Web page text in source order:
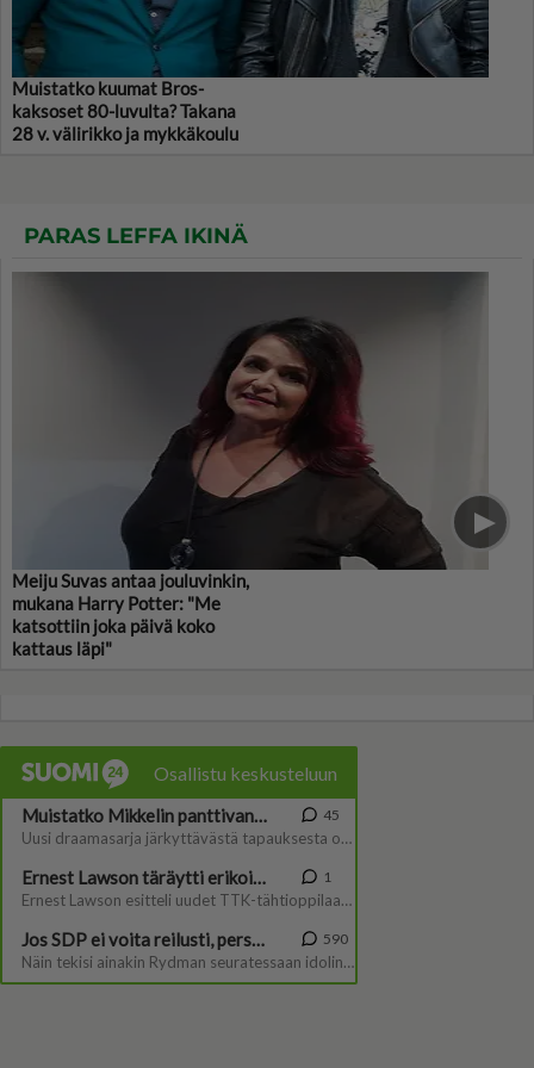
Muistatko kuumat Bros-
kaksoset 80-luvulta? Takana
28 v. välirikko ja mykkäkoulu
PARAS LEFFA IKINÄ
Meiju Suvas antaa jouluvinkin,
mukana Harry Potter: "Me
katsottiin joka päivä koko
kattaus läpi"